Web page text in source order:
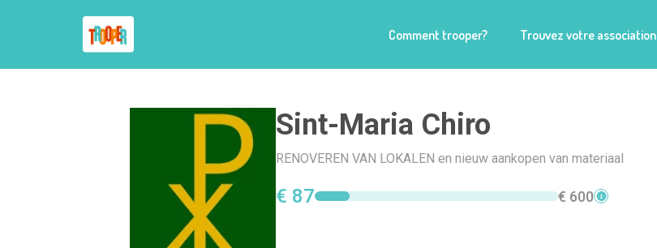
Comment trooper? Trouvez votre association
Sint-Maria Chiro
RENOVEREN VAN LOKALEN en nieuw aankopen van materiaal
€ 87 € 600